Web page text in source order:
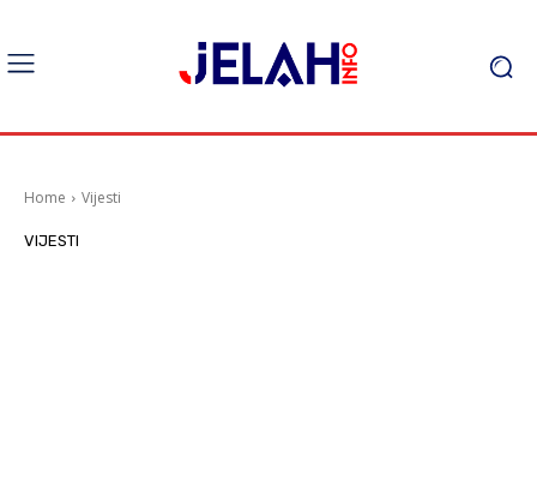
Home Vijesti
VIJESTI